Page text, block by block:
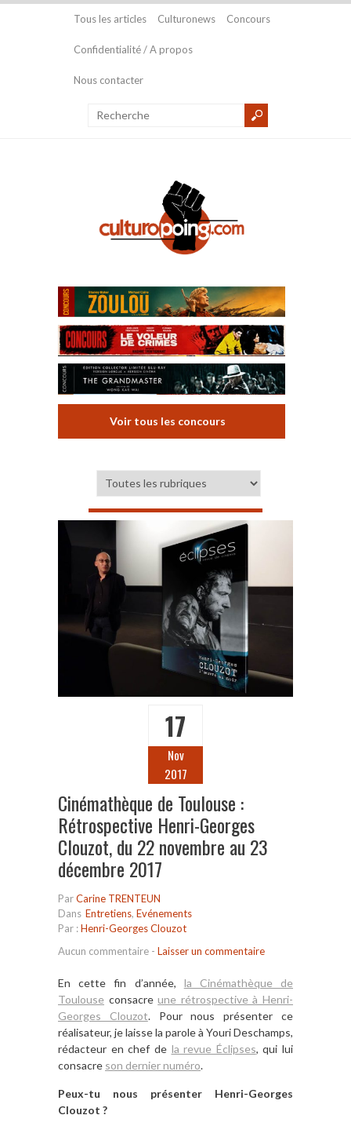
Tous les articles Culturonews Concours
Confidentialité / A propos
Nous contacter
Voir tous les concours
17
Nov
2017
Cinémathèque de Toulouse :
Rétrospective Henri-Georges
Clouzot, du 22 novembre au 23
décembre 2017
ParCarine TRENTEUN
Dans Entretiens, Evénements
Par :Henri-Georges Clouzot
Aucun commentaire - Laisser un commentaire
En cette fin d’année, la Cinémathèque de
Toulouse consacreune rétrospective à Henri-
Georges Clouzot. Pour nous présenter ce
réalisateur, je laisse la parole à YouriDeschamps,
rédacteur en chef de la revue Éclipses, qui lui
consacre son dernier numéro.
Peux-tu nous présenter Henri-Georges
Clouzot ?